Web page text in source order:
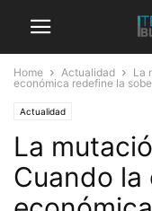
Home Actualidad
La
económica redefine la
Actualidad
La
Cuando